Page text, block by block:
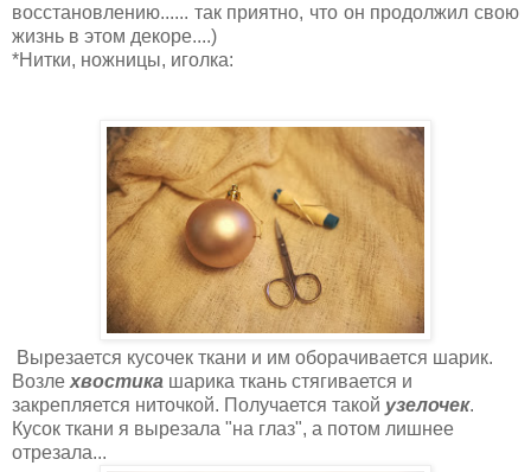
восстановлению...... так приятно, что он продолжил свою
жизнь в этом декоре....)
*Нитки, ножницы, иголка:
Вырезается кусочек ткани и им оборачивается шарик.
Возле хвостика шарика ткань стягивается и
закрепляется ниточкой. Получается такой узелочек.
Кусок ткани я вырезала "на глаз", а потом лишнее
отрезала...